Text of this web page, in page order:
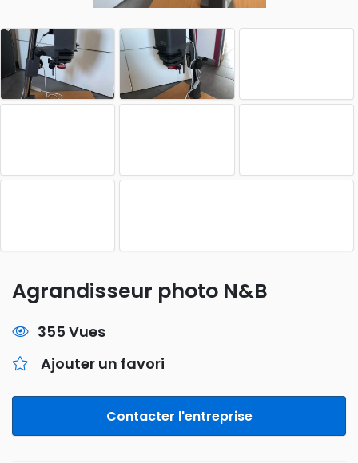
Agrandisseur photo N&B
355 Vues
Ajouter un favori
Contacter l'entreprise